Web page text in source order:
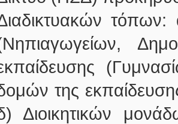
της
Διοικητικών